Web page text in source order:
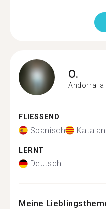
O.
Andorra la
FLIESSEND
Spanisch
LERNT
Deutsch
Meine